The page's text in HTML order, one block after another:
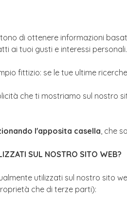
di ottenere informazioni
ai tuoi gusti e interessi personali.
fittizio: se le tue ultime
che ti mostriamo sul nostro
l'apposita casella, che
SUL NOSTRO SITO WEB?
utilizzati sul nostro sito
che di terze parti):